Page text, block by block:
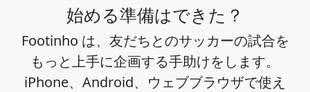
始める準備はできた？
Footinho は、友だちとのサッカーの試合を
もっと上手に企画する手助けをします。
iPhone、Android、ウェブブラウザで使え